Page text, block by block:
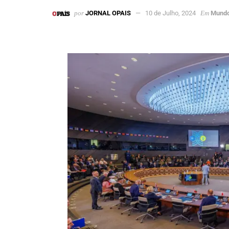
por JORNAL OPAIS 10 de Julho, 2024 Em